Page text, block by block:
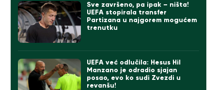
Sve završeno, pa ipak – ništa!
UEFA stopirala transfer
Partizana u najgorem mogućem
trenutku
UEFA već odlučila: Hesus Hil
Manzano je odradio sjajan
posao, evo ko sudi Zvezdi u
revanšu!